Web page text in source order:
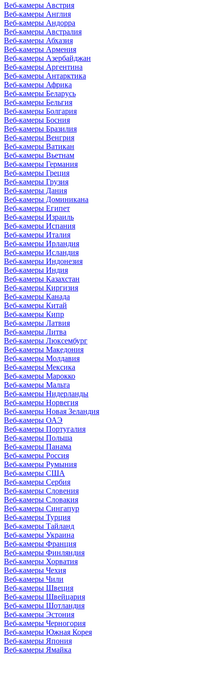
Веб-камеры Австрия
Веб-камеры Англия
Веб-камеры Андорра
Веб-камеры Австралия
Веб-камеры Абхазия
Веб-камеры Армения
Веб-камеры Азербайджан
Веб-камеры Аргентина
Веб-камеры Антарктика
Веб-камеры Африка
Веб-камеры Беларусь
Веб-камеры Бельгия
Веб-камеры Болгария
Веб-камеры Босния
Веб-камеры Бразилия
Веб-камеры Венгрия
Веб-камеры Ватикан
Веб-камеры Вьетнам
Веб-камеры Германия
Веб-камеры Греция
Веб-камеры Грузия
Веб-камеры Дания
Веб-камеры Доминикана
Веб-камеры Египет
Веб-камеры Израиль
Веб-камеры Испания
Веб-камеры Италия
Веб-камеры Ирландия
Веб-камеры Исландия
Веб-камеры Индонезия
Веб-камеры Индия
Веб-камеры Казахстан
Веб-камеры Киргизия
Веб-камеры Канада
Веб-камеры Китай
Веб-камеры Кипр
Веб-камеры Латвия
Веб-камеры Литва
Веб-камеры Люксембург
Веб-камеры Македония
Веб-камеры Молдавия
Веб-камеры Мексика
Веб-камеры Марокко
Веб-камеры Мальта
Веб-камеры Нидерланды
Веб-камеры Норвегия
Веб-камеры Новая Зеландия
Веб-камеры ОАЭ
Веб-камеры Португалия
Веб-камеры Польша
Веб-камеры Панама
Веб-камеры Россия
Веб-камеры Румыния
Веб-камеры США
Веб-камеры Сербия
Веб-камеры Словения
Веб-камеры Словакия
Веб-камеры Сингапур
Веб-камеры Турция
Веб-камеры Тайланд
Веб-камеры Украина
Веб-камеры Франция
Веб-камеры Финляндия
Веб-камеры Хорватия
Веб-камеры Чехия
Веб-камеры Чили
Веб-камеры Швеция
Веб-камеры Швейцария
Веб-камеры Шотландия
Веб-камеры Эстония
Веб-камеры Черногория
Веб-камеры Южная Корея
Веб-камеры Япония
Веб-камеры Ямайка